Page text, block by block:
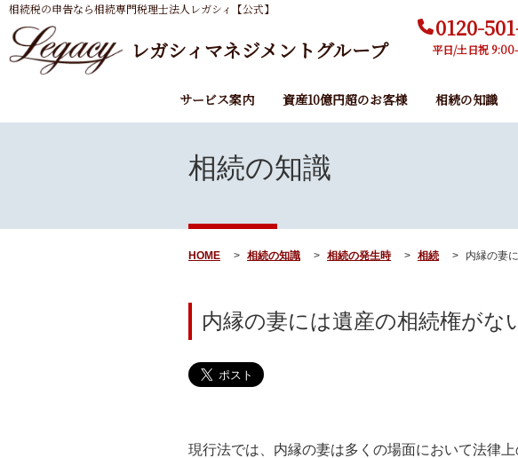
相続税の申告なら相続専門税理士法人レガシィ【公式】
レガシィマネジメントグループ
0120-
平日/土日祝
サービス案内 資産10億円超のお客様 相続の知識
相続の知識
HOME 相続の知識 相続の発生時 相続 内縁の妻
内縁の妻には遺産の相続権がな
現行法では、内縁の妻は多くの場面において法律